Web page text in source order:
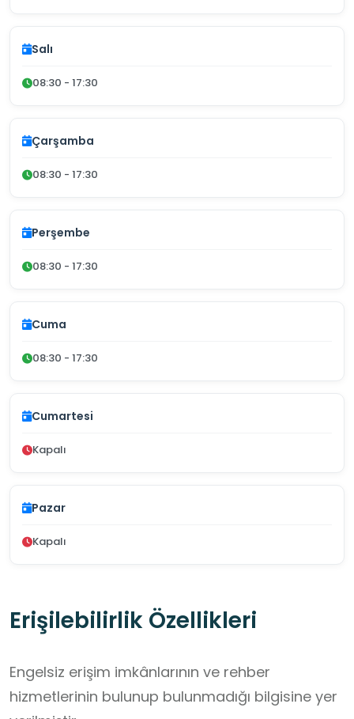
Salı
08:30 - 17:30
Çarşamba
08:30 - 17:30
Perşembe
08:30 - 17:30
Cuma
08:30 - 17:30
Cumartesi
Kapalı
Pazar
Kapalı
Erişilebilirlik Özellikleri
Engelsiz erişim imkânlarının ve rehber
hizmetlerinin bulunup bulunmadığı bilgisine yer